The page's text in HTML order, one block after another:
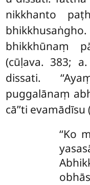
nikkhanto
bhikkhūnaṃ
(cūḷava. 383;
dissati.
puggalānaṃ
cā’’ti
‘‘Ko